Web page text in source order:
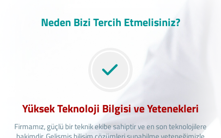
Neden Bizi Tercih Etmelisiniz?
Yüksek Teknoloji Bilgisi ve Yetenekleri
Firmamız, güçlü bir teknik ekibe sahiptir ve en son teknolojilere